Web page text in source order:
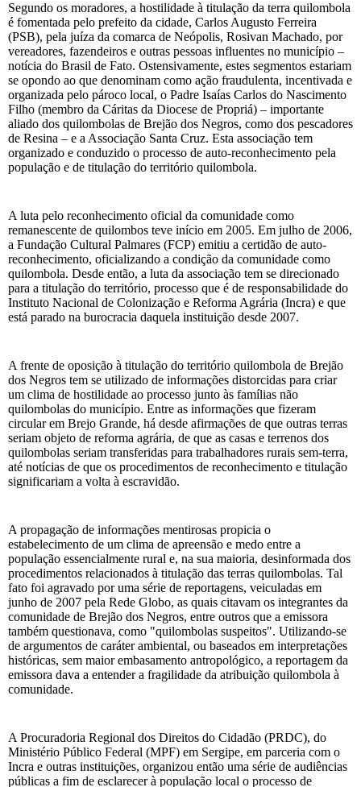
Segundo os moradores, a hostilidade à titulação da terra quilombola
é fomentada pelo prefeito da cidade, Carlos Augusto Ferreira
(PSB), pela juíza da comarca de Neópolis, Rosivan Machado, por
vereadores, fazendeiros e outras pessoas influentes no município –
notícia do Brasil de Fato. Ostensivamente, estes segmentos estariam
se opondo ao que denominam como ação fraudulenta, incentivada e
organizada pelo pároco local, o Padre Isaías Carlos do Nascimento
Filho (membro da Cáritas da Diocese de Propriá) – importante
aliado dos quilombolas de Brejão dos Negros, como dos pescadores
de Resina – e a Associação Santa Cruz. Esta associação tem
organizado e conduzido o processo de auto-reconhecimento pela
população e de titulação do território quilombola.
A luta pelo reconhecimento oficial da comunidade como
remanescente de quilombos teve início em 2005. Em julho de 2006,
a Fundação Cultural Palmares (FCP) emitiu a certidão de auto-
reconhecimento, oficializando a condição da comunidade como
quilombola. Desde então, a luta da associação tem se direcionado
para a titulação do território, processo que é de responsabilidade do
Instituto Nacional de Colonização e Reforma Agrária (Incra) e que
está parado na burocracia daquela instituição desde 2007.
A frente de oposição à titulação do território quilombola de Brejão
dos Negros tem se utilizado de informações distorcidas para criar
um clima de hostilidade ao processo junto às famílias não
quilombolas do município. Entre as informações que fizeram
circular em Brejo Grande, há desde afirmações de que outras terras
seriam objeto de reforma agrária, de que as casas e terrenos dos
quilombolas seriam transferidas para trabalhadores rurais sem-terra,
até notícias de que os procedimentos de reconhecimento e titulação
significariam a volta à escravidão.
A propagação de informações mentirosas propicia o
estabelecimento de um clima de apreensão e medo entre a
população essencialmente rural e, na sua maioria, desinformada dos
procedimentos relacionados à titulação das terras quilombolas. Tal
fato foi agravado por uma série de reportagens, veiculadas em
junho de 2007 pela Rede Globo, as quais citavam os integrantes da
comunidade de Brejão dos Negros, entre outros que a emissora
também questionava, como "quilombolas suspeitos". Utilizando-se
de argumentos de caráter ambiental, ou baseados em interpretações
históricas, sem maior embasamento antropológico, a reportagem da
emissora dava a entender a fragilidade da atribuição quilombola à
comunidade.
A Procuradoria Regional dos Direitos do Cidadão (PRDC), do
Ministério Público Federal (MPF) em Sergipe, em parceria com o
Incra e outras instituições, organizou então uma série de audiências
públicas a fim de esclarecer à população local o processo de